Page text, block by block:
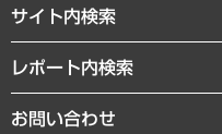
まちづくり・観光・交通・スポーツ
自然資源・農林水産業・食料シス
メディア掲載・出演
沿革
組織図・本部部室紹介
インドネシア現地法人
サイト内検索
レポート内検索
お問い合わせ